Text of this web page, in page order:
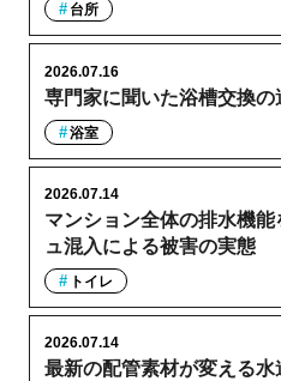
台所
専門家に聞いた浴槽交換
2026.07.16
浴室
マンション全体の排水機
ュ混入による被害の実態
2026.07.14
トイレ
最新の配管素材が変える
2026.07.14